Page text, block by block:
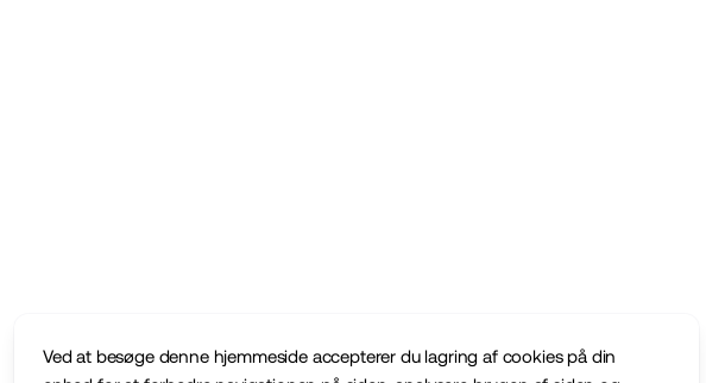
Ved at besøge denne hjemmeside accepterer du lagring af cookies på din